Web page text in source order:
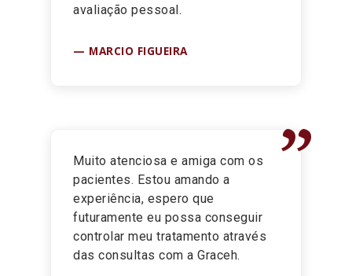
avaliação pessoal.
MARCIO FIGUEIRA
”
Muito atenciosa e amiga com os
pacientes. Estou amando a
experiência, espero que
futuramente eu possa conseguir
controlar meu tratamento através
das consultas com a Graceh.